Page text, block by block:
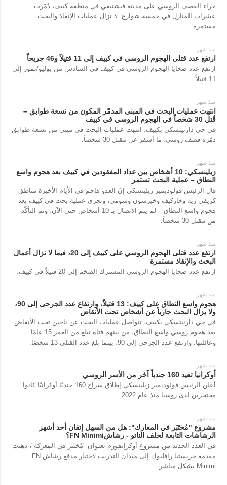
جراء القصف الروسي على مدينة فيشنيفي في منطقة كييف، دُمّرت
عشرات المنازل في خمسة شوارع. لا تزال عمليات الإنقاذ والبحث
مستمرة.
منذ شهر
ارتفع عدد قتلى الهجوم الروسي في كييف إلى 11 قتيلاً و46 جريحاً
ارتفع عدد ضحايا الهجوم الروسي في كييف في السادس من يوليو/تموز إلى
11 قتيلاً.
منذ شهر
انتهت عمليات البحث في المبنى المدمّر المكون من تسعة طوابق –
قُتل 30 شخصاً في الهجوم الروسي في كييف
في حي دارنيتسكي بكييف، انتهت عمليات البحث في مبنى من تسعة طوابق
دمّره قصف روسي، ما أسفر عن مقتل 30 شخصاً.
منذ شهر
زيلينسكي: 10 أشخاص بين عداد المفقودين في كييف بعد هجوم واسع
النطاق – عملية البحث تستمر
قال الرئيس فولوديمير زيلينسكي إنّ العدو هاجم في الأيام الأخيرة مناطق
كريفي ريه وخاركيف وخيرسون وسومي، وتجري عملية بحث في كييف بعد
هجوم واسع النطاق – لم يتم الاتصال بـ 10 أشخاص حتى الآن، وتم التأكّد
من مقتل 30 شخصاً.
منذ شهر
ارتفع عدد قتلى الهجوم الروسي على كييف إلى 20، فيما لا تزال أعمال
البحث والإنقاذ مستمرة
ارتفع عدد ضحايا الهجوم الروسي المشترك الضخم إلى 20 قتيلاً في كييف.
منذ شهر
هجوم واسع النطاق على كييف: 13 قتيلاً، وارتفاع عدد الجرحى إلى 90،
ولا يزال البحث جارياً عن أشخاص تحت الأنقاض
في حي دارنيتسكي بكييف، تتواصل عمليات البحث عن ناجين تحت الأنقاض
بعد هجوم روسي واسع النطاق، من بينهم فتاة تبلغ من العمر 15 عامًا
وعائلتها. وارتفع عدد الجرحى إلى 90، بينما بلغ عدد القتلى 13 شخصًا.
منذ شهر
أوكرانيا تعيد 160 جندياً آخر من الأسر الروسي
أعلن الرئيس فولوديمير زيلينسكي إطلاق سراح 160 جنديًا أوكرانيًا كانوا
محتجزين لدى روسيا منذ عام 2022
منذ شهر
مشروع "مُختَبَر في المعارك": هل من السهل إتقان أحد أشهر
الرشاشات التابعة لحلف الناتو - رشاشFN Minimi؟
في العدد الجديد من مشروع أوكرإنفورم بعنوان "مُختَبَر في المعركة"، ذهبت
مقدمة خريستيا رافليوك إلى ميدان التدريب لاختبار مدفع رشاش FN
Minimi بشكل مباشر.